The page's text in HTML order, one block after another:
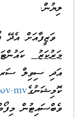
ލިޔުން.
ވަޒީފާއަށް އެދޭ
މަރުކަޒު
އަދި ސިވިލް
ކޮމިޝަނުގެ
ވެބްސައިޓުން